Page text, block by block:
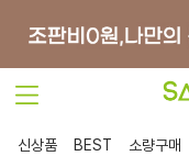
신상품 BEST 소량구매